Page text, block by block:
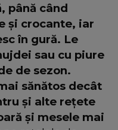
până când
și crocante, iar
în gură. Le
sau cu piure
de sezon.
sănătos decât
și alte rețete
și mesele mai